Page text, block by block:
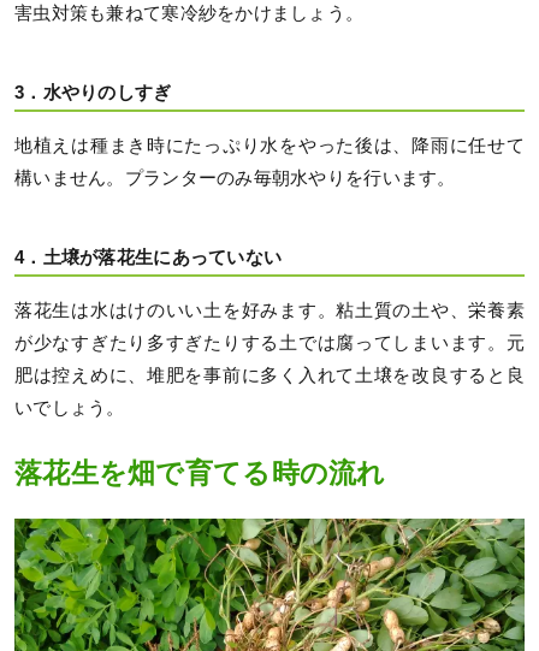
害虫対策も兼ねて寒冷紗をかけましょう。
3．水やりのしすぎ
地植えは種まき時にたっぷり水をやった後は、降雨に任せて
構いません。プランターのみ毎朝水やりを行います。
4．土壌が落花生にあっていない
落花生は水はけのいい土を好みます。粘土質の土や、栄養素
が少なすぎたり多すぎたりする土では腐ってしまいます。元
肥は控えめに、堆肥を事前に多く入れて土壌を改良すると良
いでしょう。
落花生を畑で育てる時の流れ